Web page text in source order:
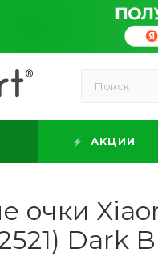
АКЦИИ
очки
Dark